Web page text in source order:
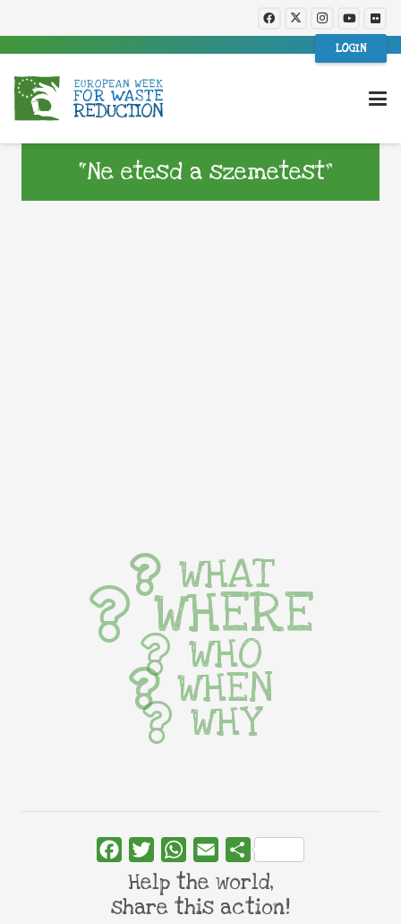
LOGIN
“Ne etesd a szemetest”
WHAT
WHERE
WHO
WHEN
WHY
FacebookTwitterWhatsApp
Email Share
Help the world,
share this action!